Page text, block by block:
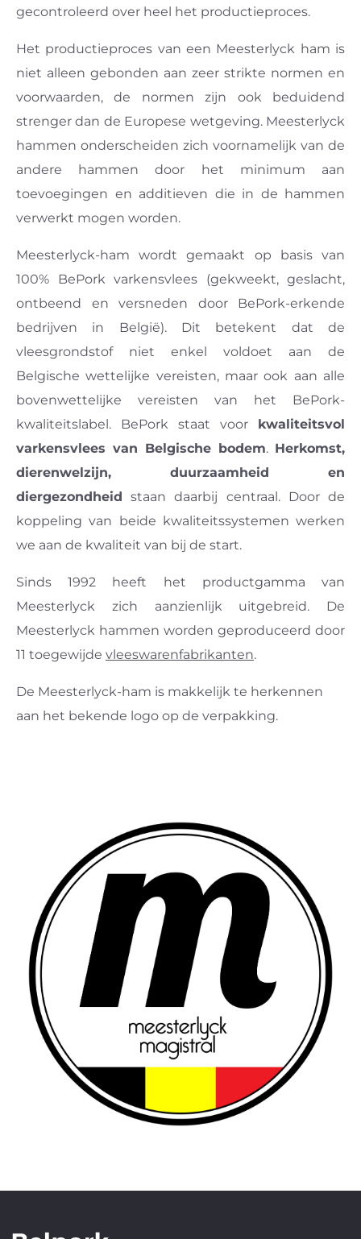
gecontroleerd over heel het productieproces.
Het productieproces van een Meesterlyck ham is
niet alleen gebonden aan zeer strikte normen en
voorwaarden, de normen zijn ook beduidend
strenger dan de Europese wetgeving. Meesterlyck
hammen onderscheiden zich voornamelijk van de
andere hammen door het minimum aan
toevoegingen en additieven die in de hammen
verwerkt mogen worden.
Meesterlyck-ham wordt gemaakt op basis van
100% BePork varkensvlees (gekweekt, geslacht,
ontbeend en versneden door BePork-erkende
bedrijven in België). Dit betekent dat de
vleesgrondstof niet enkel voldoet aan de
Belgische wettelijke vereisten, maar ook aan alle
bovenwettelijke vereisten van het BePork-
kwaliteitslabel. BePork staat voor kwaliteitsvol
varkensvlees van Belgische bodem. Herkomst,
dierenwelzijn, duurzaamheid en
diergezondheid staan daarbij centraal. Door de
koppeling van beide kwaliteitssystemen werken
we aan de kwaliteit van bij de start.
Sinds 1992 heeft het productgamma van
Meesterlyck zich aanzienlijk uitgebreid. De
Meesterlyck hammen worden geproduceerd door
11 toegewijde vleeswarenfabrikanten.
De Meesterlyck-ham is makkelijk te herkennen
aan het bekende logo op de verpakking.